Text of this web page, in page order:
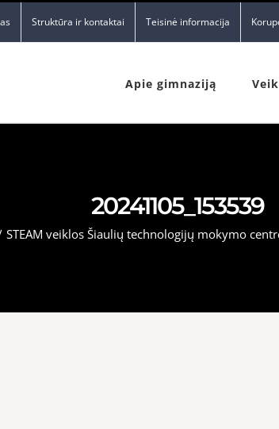
Struktūra ir kontaktai Teisinė informacija
Apie gimnaziją
20241105_153539
STEAM veiklos Šiaulių technologijų mokymo